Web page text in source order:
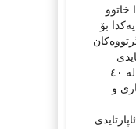
خاتوو
بۆ
جێندەری لە ئێران کرد-، زیاتر لە ٤٠
و